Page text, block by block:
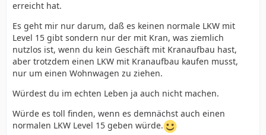
erreicht hat.
Es geht mir nur darum, daß es keinen normale LKW mit
Level 15 gibt sondern nur der mit Kran, was ziemlich
nutzlos ist, wenn du kein Geschäft mit Kranaufbau hast,
aber trotzdem einen LKW mit Kranaufbau kaufen musst,
nur um einen Wohnwagen zu ziehen.
Würdest du im echten Leben ja auch nicht machen.
Würde es toll finden, wenn es demnächst auch einen
normalen LKW Level 15 geben würde.